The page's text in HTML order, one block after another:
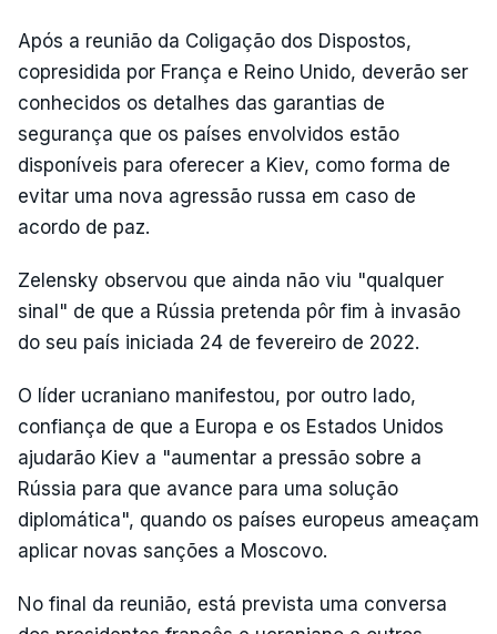
Após a reunião da Coligação dos Dispostos,
copresidida por França e Reino Unido, deverão ser
conhecidos os detalhes das garantias de
segurança que os países envolvidos estão
disponíveis para oferecer a Kiev, como forma de
evitar uma nova agressão russa em caso de
acordo de paz.
Zelensky observou que ainda não viu "qualquer
sinal" de que a Rússia pretenda pôr fim à invasão
do seu país iniciada 24 de fevereiro de 2022.
O líder ucraniano manifestou, por outro lado,
confiança de que a Europa e os Estados Unidos
ajudarão Kiev a "aumentar a pressão sobre a
Rússia para que avance para uma solução
diplomática", quando os países europeus ameaçam
aplicar novas sanções a Moscovo.
No final da reunião, está prevista uma conversa